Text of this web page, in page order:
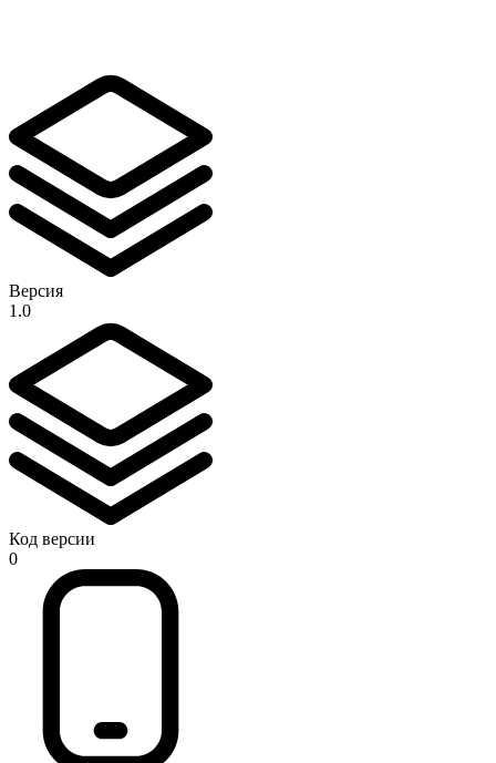
Версия
1.0
Код версии
0